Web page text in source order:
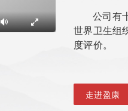
公司有
世界卫生组
度评价。
走进盈康